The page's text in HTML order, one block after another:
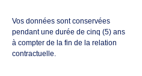
Vos données sont conservées
pendant une durée de cinq (5) ans
à compter de la fin de la relation
contractuelle.